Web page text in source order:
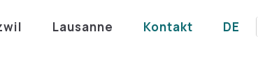
Lausanne Kontakt DE